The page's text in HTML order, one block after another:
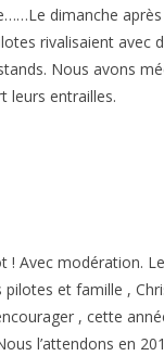
dimanche
rivalisaient avec
Nous avons
leurs entrailles.
! Avec modération.
pilotes et famille ,
, cette
l’attendons en